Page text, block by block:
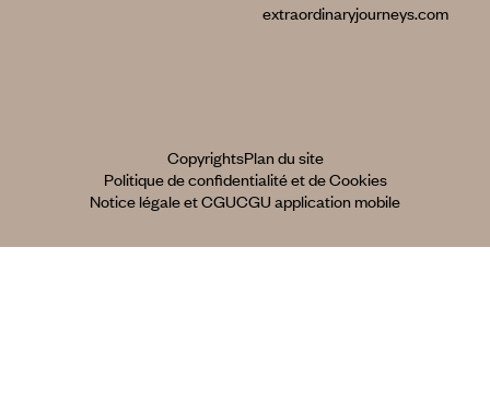
extraordinaryjourneys.com
CopyrightsPlan du site
Politique de confidentialité et de Cookies
Notice légale et CGUCGU application mobile